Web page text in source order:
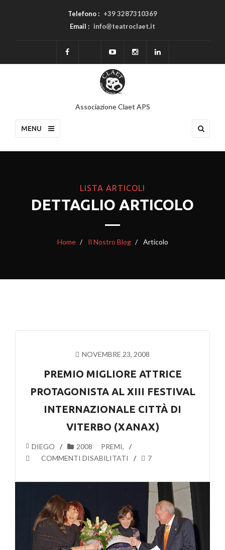
Telefono : +39 3287310369
Email : info@teatroclaet.it
Associazione Claet APS
MENU
LISTA ARTICOLI
DETTAGLIO ARTICOLO
Home Il Nostro Blog Articolo
NOVEMBRE 23, 2008
PREMIO MIGLIORE ATTRICE
PROTAGONISTA AL XIII FESTIVAL
INTERNAZIONALE CITTÀ DI
VITERBO (XANAX)
DIEGO 2008 ,
PREMI
COMMENTI DISABILITATI
SU
MIGLIORE
PROTAGONISTA
AL
XIII
FESTIVAL
7